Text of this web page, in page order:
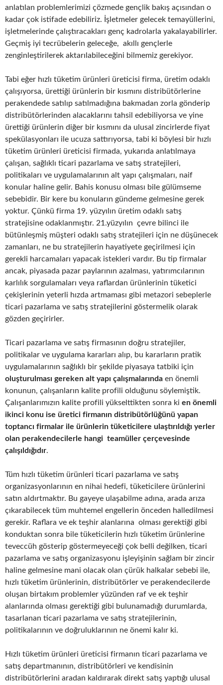
anlatılan problemlerimizi çözmede gençlik bakış açısından o
kadar çok istifade edebiliriz. İşletmeler gelecek temayüllerini,
işletmelerinde çalıştıracakları genç kadrolarla yakalayabilirler.
Geçmiş iyi tecrübelerin geleceğe, akıllı gençlerle
zenginleştirilerek aktarılabileceğini bilmemiz gerekiyor.
Tabi eğer hızlı tüketim ürünleri üreticisi firma, üretim odaklı
çalışıyorsa, ürettiği ürünlerin bir kısmını distribütörlerine
perakendede satılıp satılmadığına bakmadan zorla gönderip
distribütörlerinden alacaklarını tahsil edebiliyorsa ve yine
ürettiği ürünlerin diğer bir kısmını da ulusal zincirlerde fiyat
spekülasyonları ile ucuza sattırıyorsa, tabi ki böylesi bir hızlı
tüketim ürünleri üreticisi firmada, yukarıda anlatılmaya
çalışan, sağlıklı ticari pazarlama ve satış stratejileri,
politikaları ve uygulamalarının alt yapı çalışmaları, naif
konular haline gelir. Bahis konusu olması bile gülümseme
sebebidir. Bir kere bu konuların gündeme gelmesine gerek
yoktur. Çünkü firma 19. yüzyılın üretim odaklı satış
stratejisine odaklanmıştır. 21.yüzyılın çevre bilinci ile
bütünleşmiş müşteri odaklı satış stratejileri için ne düşünecek
zamanları, ne bu stratejilerin hayatiyete geçirilmesi için
gerekli harcamaları yapacak istekleri vardır. Bu tip firmalar
ancak, piyasada pazar paylarının azalması, yatırımcılarının
karlılık sorgulamaları veya raflardan ürünlerinin tüketici
çekişlerinin yeterli hızda artmaması gibi metazori sebeplerle
ticari pazarlama ve satış stratejilerini göstermelik olarak
gözden geçirirler.
Ticari pazarlama ve satış firmasının doğru stratejiler,
politikalar ve uygulama kararları alıp, bu kararların pratik
uygulamalarının sağlıklı bir şekilde piyasaya tatbiki için
oluşturulması gereken alt yapı çalışmalarında en önemli
konunun, çalışanların kalite profili olduğunu söylemiştik.
Çalışanlarımızın kalite profili yükselttikten sonra ki en önemli
ikinci konu ise üretici firmanın distribütörlüğünü yapan
toptancı firmalar ile ürünlerin tüketicilere ulaştırıldığı yerler
olan perakendecilerle hangi teamüller çerçevesinde
çalışıldığıdır.
Tüm hızlı tüketim ürünleri ticari pazarlama ve satış
organizasyonlarının en nihai hedefi, tüketicilere ürünlerini
satın aldırtmaktır. Bu gayeye ulaşabilme adına, arada arıza
çıkarabilecek tüm muhtemel engellerin önceden halledilmesi
gerekir. Raflara ve ek teşhir alanlarına olması gerektiği gibi
konduktan sonra bile tüketicilerin hızlı tüketim ürünlerine
teveccüh gösterip göstermeyeceği çok belli değilken, ticari
pazarlama ve satış organizasyonu işleyişinin sağlam bir zincir
haline gelmesine mani olacak olan çürük halkalar sebebi ile,
hızlı tüketim ürünlerinin, distribütörler ve perakendecilerde
oluşan birtakım problemler yüzünden raf ve ek teşhir
alanlarında olması gerektiği gibi bulunamadığı durumlarda,
tasarlanan ticari pazarlama ve satış stratejilerinin,
politikalarının ve doğruluklarının ne önemi kalır ki.
Hızlı tüketim ürünleri üreticisi firmanın ticari pazarlama ve
satış departmanının, distribütörleri ve kendisinin
distribütörlerini aradan kaldırarak direkt satış yaptığı ulusal